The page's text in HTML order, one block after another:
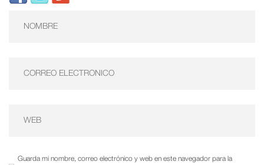
Guarda mi nombre, correo electrónico y web en este navegador para la